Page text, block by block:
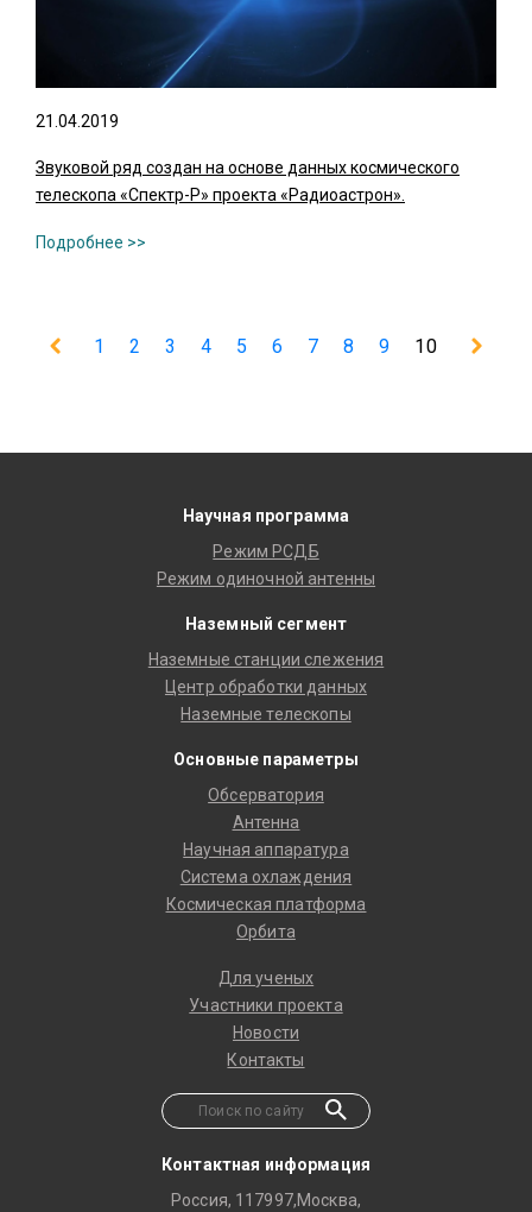
21.04.2019
Звуковой ряд создан на основе данных космического
телескопа «Спектр-Р» проекта «Радиоастрон».
1 2 3 4 5 6 7 8 9 10
Научная программа
Режим РСДБ
Режим одиночной антенны
Наземный сегмент
Наземные станции слежения
Центр обработки данных
Наземные телескопы
Основные параметры
Обсерватория
Антенна
Научная аппаратура
Система охлаждения
Космическая платформа
Орбита
Для ученых
Участники проекта
Новости
Контакты
Контактная информация
Россия, 117997,Москва,